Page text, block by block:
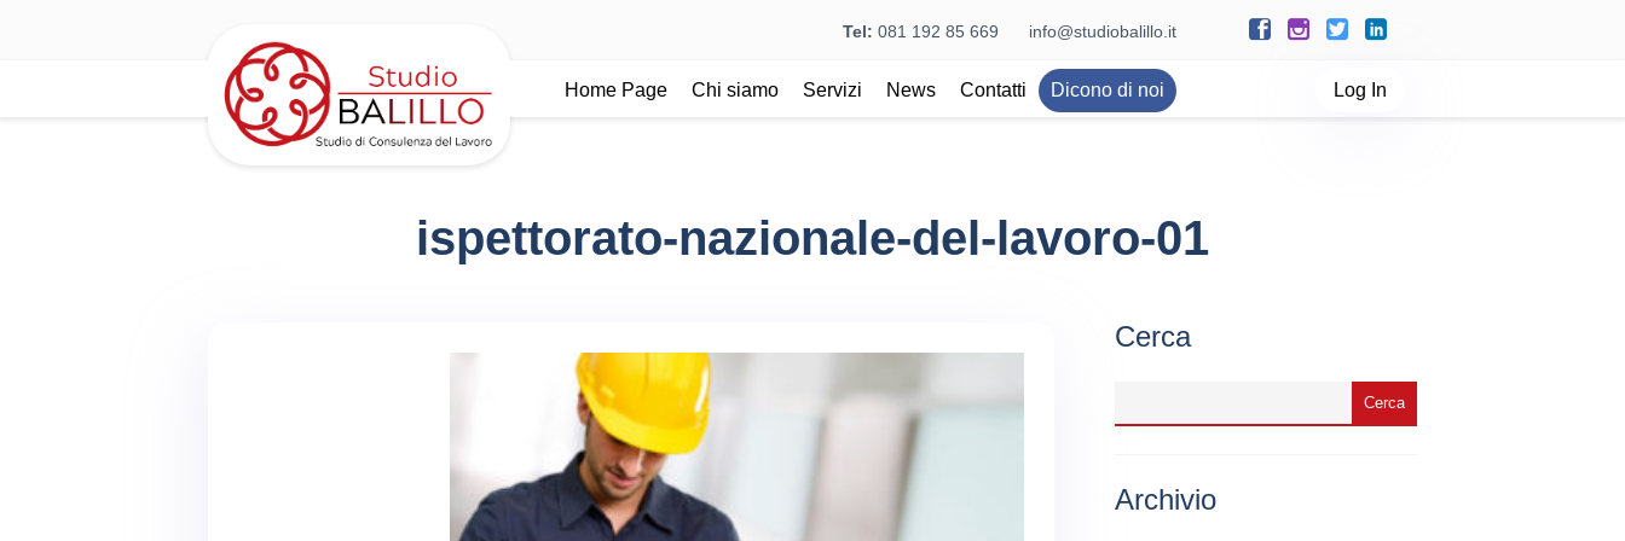
Tel: 081 192 85 669 info@studiobalillo.it
Home Page Chi siamo Servizi News Contatti Dicono di noi Log In
ispettorato-nazionale-del-lavoro-01
Cerca
Archivio